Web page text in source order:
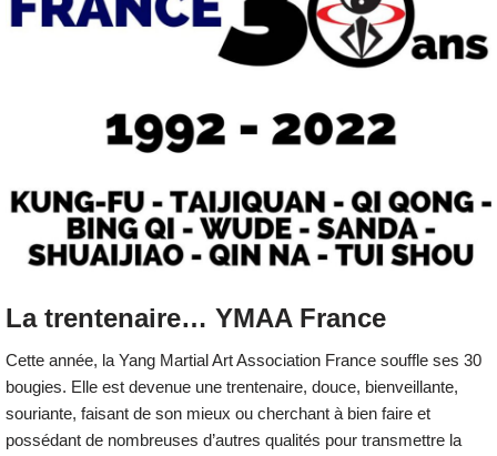
La trentenaire… YMAA France
Cette année, la Yang Martial Art Association France souffle ses 30
bougies. Elle est devenue une trentenaire, douce, bienveillante,
souriante, faisant de son mieux ou cherchant à bien faire et
possédant de nombreuses d’autres qualités pour transmettre la